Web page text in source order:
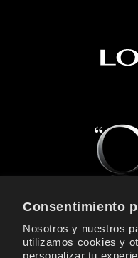
Consentimiento
Nosotros y nuestros
utilizamos cookies y
personalizar tu
REGÍSTRATE
OFERTAS